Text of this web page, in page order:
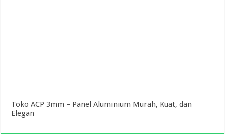
Toko ACP 3mm – Panel Aluminium Murah, Kuat, dan
Elegan